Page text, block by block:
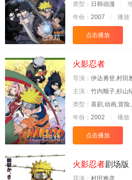
已完结
类型： 日韩动漫
年份： 2007 播放
点击播放
已完结
火影忍者
导演： 伊达勇登,村田
主演： 竹内顺子,杉山
类型： 喜剧,动画,冒险
年份： 2002 播放
点击播放
火影忍者剧场版
导演： 村田雅彦